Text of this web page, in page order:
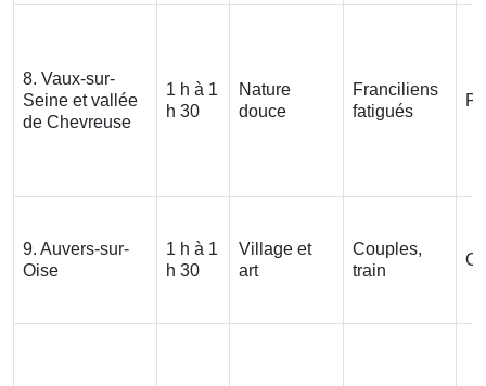
8. Vaux-sur-
Seine et vallée
de Chevreuse
1 h à 1
h 30
Nature
douce
Franciliens
fatigués
9. Auvers-sur-
Oise
1 h à 1
h 30
Village et
art
Couples,
train